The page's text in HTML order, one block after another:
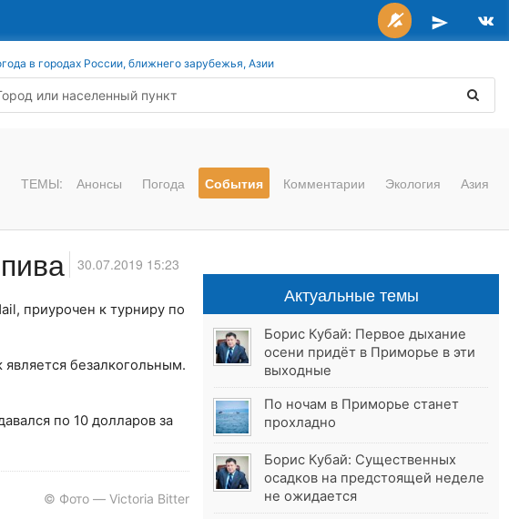
в городах России, ближнего зарубежья, Азии
ТЕМЫ: Анонсы Погода События Комментарии Экология Азия
30.07.2019 15:23
приурочен к турниру по
безалкогольным.
по 10 долларов за
© Фото — Victoria Bitter
Актуальные темы
Борис Кубай: Первое дыхание
осени придёт в Приморье в эти
выходные
По ночам в Приморье станет
прохладно
Борис Кубай: Существенных
осадков на предстоящей неделе
не ожидается